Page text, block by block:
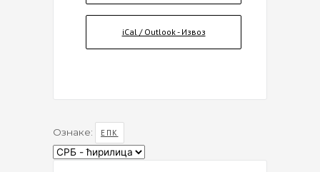
iCal / Outlook - Извоз
Ознаке: ЕПК
Choose